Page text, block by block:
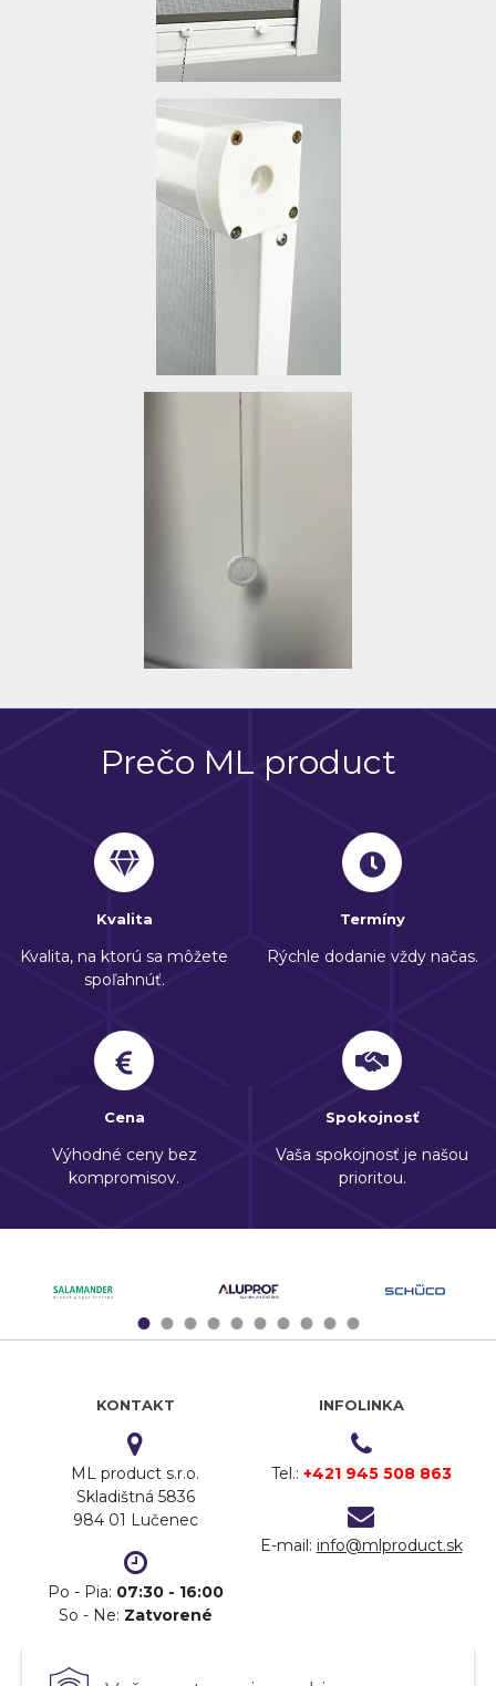
Prečo ML product
Kvalita
Kvalita, na ktorú sa môžete
spoľahnúť.
Termíny
Rýchle dodanie vždy načas.
Cena
Výhodné ceny bez
kompromisov.
Spokojnosť
Vaša spokojnosť je našou
prioritou.
12345678910
KONTAKT
ML product s.r.o.
Skladištná 5836
984 01 Lučenec
Po - Pia: 07:30 - 16:00
So - Ne: Zatvorené
INFOLINKA
Tel.: +421 945 508 863
E-mail: info@mlproduct.sk